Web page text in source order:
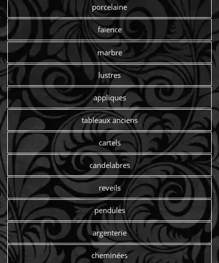
porcelaine
faïence
marbre
lustres
appliques
tableaux anciens
cartels
candelabres
reveils
pendules
argenterie
cheminées